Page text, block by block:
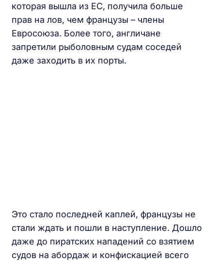
которая вышла из ЕС, получила больше
прав на лов, чем французы – члены
Евросоюза. Более того, англичане
запретили рыболовным судам соседей
даже заходить в их порты.
Это стало последней каплей, французы не
стали ждать и пошли в наступление. Дошло
даже до пиратских нападений со взятием
судов на абордаж и конфискацией всего